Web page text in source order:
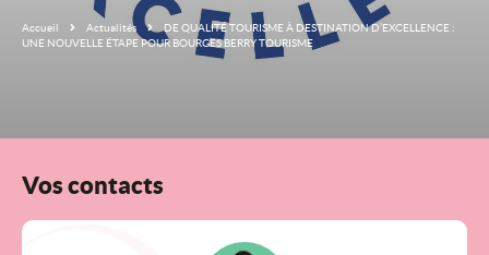
Accueil Actualités
DE QUALITÉ TOURISME À DESTINATION D’EXCELLENCE :
UNE NOUVELLE ÉTAPE POUR BOURGES BERRY TOURISME
Vos contacts